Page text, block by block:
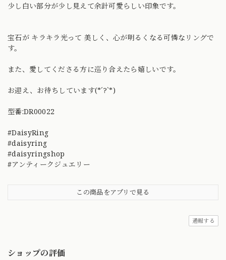
少し白い部分が少し見えて余計可愛らしい印象です。
宝石が キラキラ光って 美しく、心が明るくなる可憐なリングで
す。
また、愛してくださる方に巡り合えたら嬉しいです。
お迎え、お待ちしています(*´?`*)
型番:DR00022
#DaisyRing
#daisyring
#daisyringshop
#アンティークジュエリー
この商品をアプリで見る
通報する
ショップの評価